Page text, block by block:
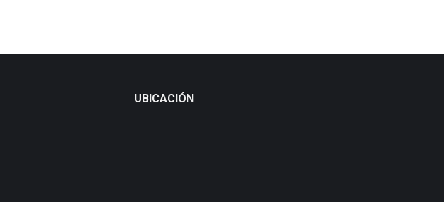
UBICACIÓN